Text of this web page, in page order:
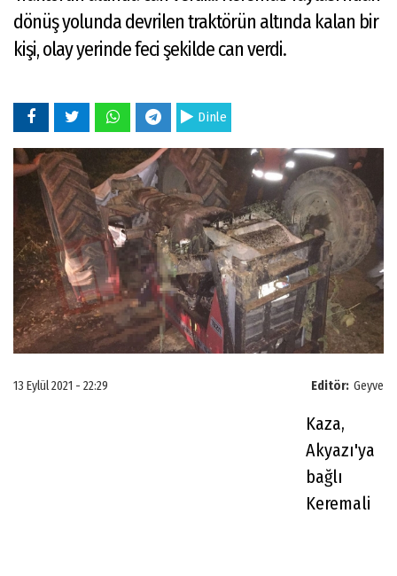
dönüş yolunda devrilen traktörün altında kalan bir
kişi, olay yerinde feci şekilde can verdi.
Dinle
Editör: Geyve
13 Eylül 2021 - 22:29
Kaza,
Akyazı'ya
bağlı
Keremali